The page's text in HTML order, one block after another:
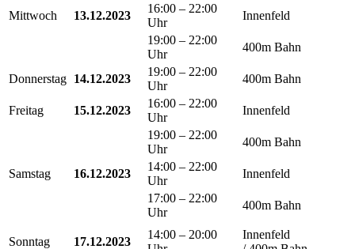
Mittwoch 13.12.2023
16:00 – 22:00
Uhr
Innenfeld
19:00 – 22:00
Uhr
400m Bahn
Donnerstag 14.12.2023
19:00 – 22:00
Uhr
400m Bahn
Freitag 15.12.2023
16:00 – 22:00
Uhr
Innenfeld
19:00 – 22:00
Uhr
400m Bahn
Samstag 16.12.2023
14:00 – 22:00
Uhr
Innenfeld
17:00 – 22:00
Uhr
400m Bahn
Sonntag 17.12.2023
14:00 – 20:00
Innenfeld